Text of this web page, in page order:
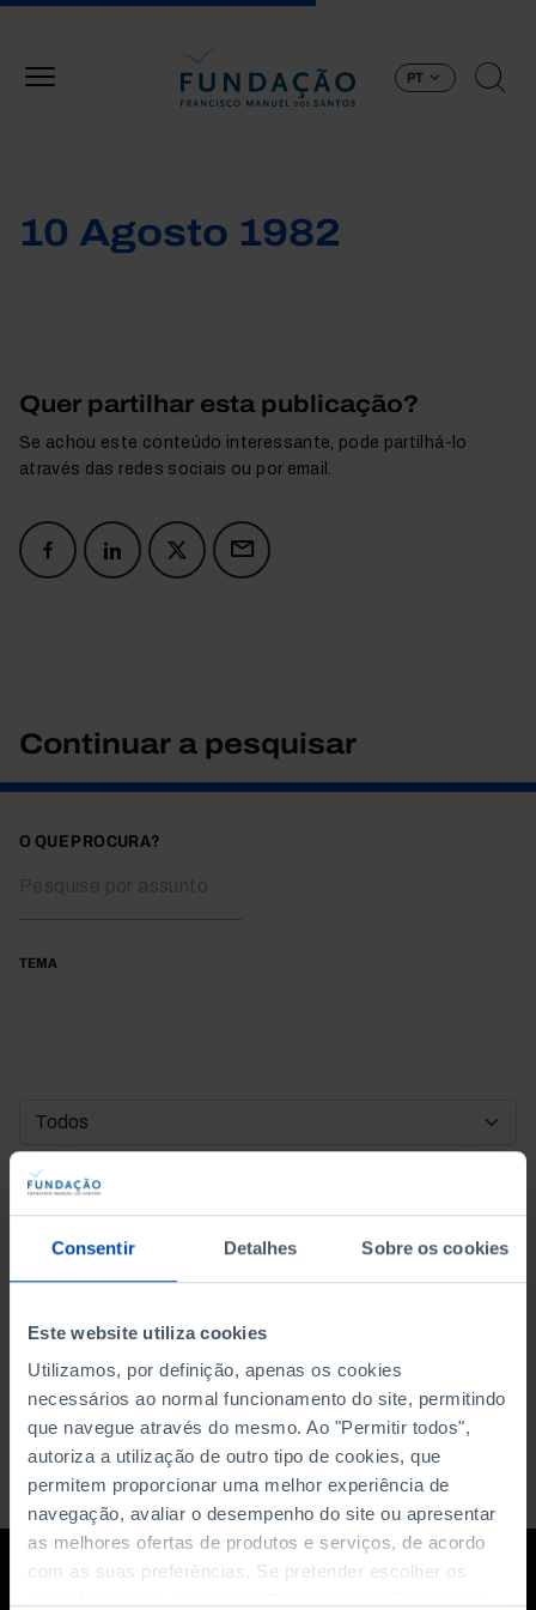
Consentir Detalhes Sobre os cookies
Este website utiliza cookies
Utilizamos, por definição, apenas os cookies
necessários ao normal funcionamento do site, permitindo
que navegue através do mesmo. Ao "Permitir todos",
autoriza a utilização de outro tipo de cookies, que
permitem proporcionar uma melhor experiência de
navegação, avaliar o desempenho do site ou apresentar
as melhores ofertas de produtos e serviços, de acordo
com as suas preferências. Se pretender escolher os
PT
10 Agosto 1982
Quer partilhar esta publicação?
Se achou este conteúdo interessante, pode partilhá-lo
através das redes sociais ou por email.
Continuar a pesquisar
O QUE PROCURA?
TEMA
DATA DE INÍCIO
DATA DE FIM